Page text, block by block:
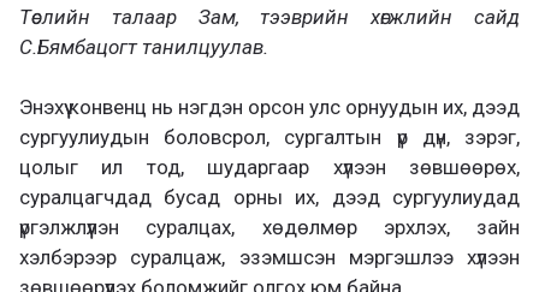
Төслийн талаар Зам, тээврийн хөгжлийн сайд
С.Бямбацогт танилцуулав.
Энэхүү конвенц нь нэгдэн орсон улс орнуудын их, дээд
сургуулиудын боловсрол, сургалтын үр дүн, зэрэг,
цолыг ил тод, шударгаар хүлээн зөвшөөрөх,
суралцагчдад бусад орны их, дээд сургуулиудад
үргэлжлүүлэн суралцах, хөдөлмөр эрхлэх, зайн
хэлбэрээр суралцаж, эзэмшсэн мэргэшлээ хүлээн